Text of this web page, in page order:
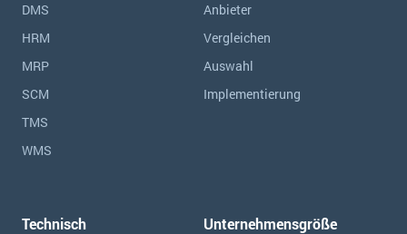
DMS
HRM
MRP
SCM
TMS
WMS
Anbieter
Vergleichen
Auswahl
Implementierung
Technisch Unternehmensgröße